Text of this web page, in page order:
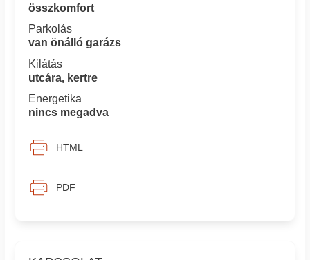
összkomfort
Parkolás
van önálló garázs
Kilátás
utcára, kertre
Energetika
nincs megadva
HTML
PDF